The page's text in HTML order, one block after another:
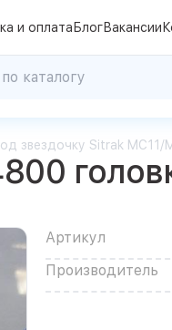
и оплата БлогВакансии
звездочку Sitrak MC11/
Артикул
Производитель